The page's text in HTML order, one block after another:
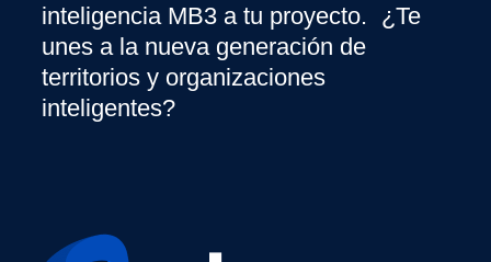
inteligencia MB3 a tu proyecto. ¿Te
unes a la nueva generación de
territorios y organizaciones
inteligentes?